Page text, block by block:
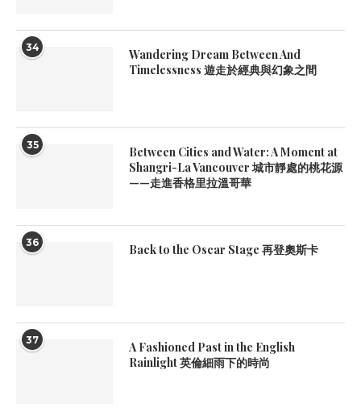
34
Wandering Dream Between And
Timelessness 遊走於經典與幻象之間
35
Between Cities and Water: A Moment at
Shangri-La Vancouver 城市靜處的桃花源
——走進香格里拉溫哥華
36 Back to the Oscar Stage 再登奧斯卡
37
A Fashioned Past in the English
Rainlight 英倫細雨下的時尚